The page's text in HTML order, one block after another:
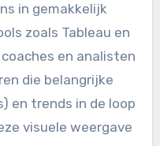
in gemakkelijk
zoals Tableau en
en analisten
die belangrijke
en trends in de loop
visuele weergave